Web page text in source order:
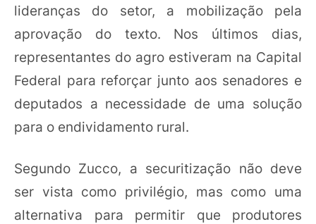
lideranças do setor, a mobilização pela
aprovação do texto. Nos últimos dias,
representantes do agro estiveram na Capital
Federal para reforçar junto aos senadores e
deputados a necessidade de uma solução
para o endividamento rural.
Segundo Zucco, a securitização não deve
ser vista como privilégio, mas como uma
alternativa para permitir que produtores